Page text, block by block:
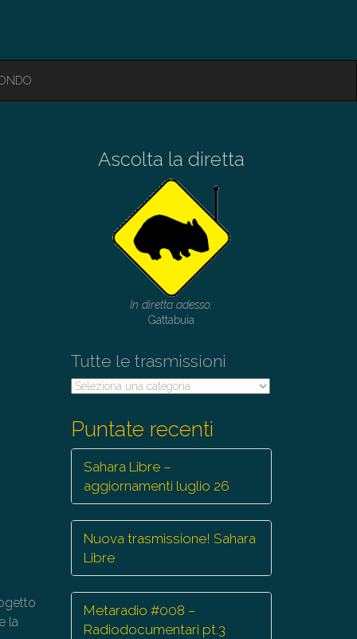
la
Ascolta la diretta
In diretta adesso:
Gattabuia
Tutte le trasmissioni
Tutte
Puntate recenti
Sahara Libre –
aggiornamenti luglio 26
Nuova trasmissione! Sahara
Libre
Metaradio #008 –
Radiodocumentari pt.3